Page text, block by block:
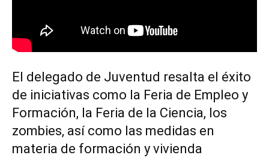
El delegado de Juventud resalta el éxito
de iniciativas como la Feria de Empleo y
Formación, la Feria de la Ciencia, los
zombies, así como las medidas en
materia de formación y vivienda